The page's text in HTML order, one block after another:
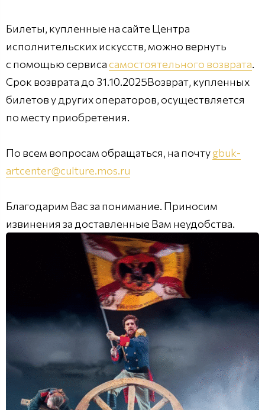
Билеты, купленные на сайте Центра
исполнительских искусств, можно вернуть
с помощью сервисасамостоятельного возврата.
Срок возврата до 31.10.2025Возврат, купленных
билетов у других операторов, осуществляется
по месту приобретения.
По всем вопросам обращаться, на почтуgbuk-
artcenter@culture.mos.ru
Благодарим Вас за понимание. Приносим
извинения за доставленные Вам неудобства.